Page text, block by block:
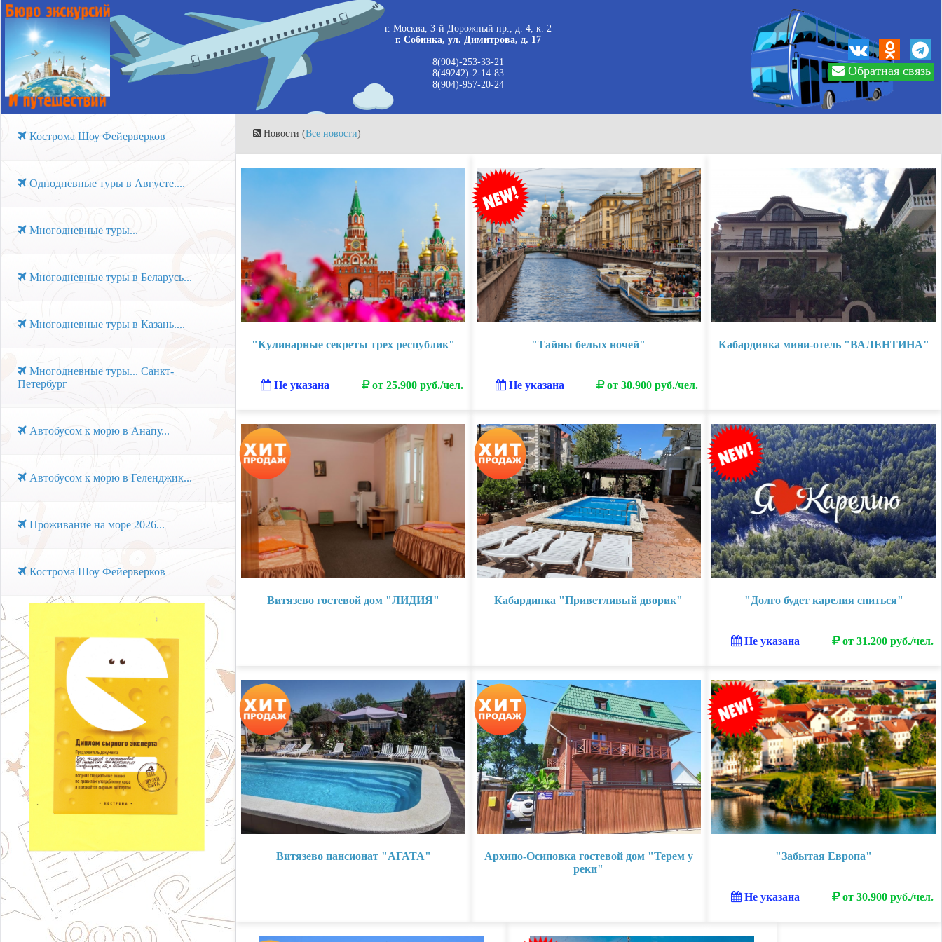
г. Москва, 3-й Дорожный пр., д. 4, к. 2
г. Собинка, ул. Димитрова, д. 17
8(904)-253-33-21
8(49242)-2-14-83
8(904)-957-20-24
Обратная связь
Кострома Шоу Фейерверков
Однодневные туры в Августе....
Многодневные туры...
Многодневные туры в Беларусь...
Многодневные туры в Казань....
Многодневные туры... Санкт-
Петербург
Автобусом к морю в Анапу...
Автобусом к морю в Геленджик...
Проживание на море 2026...
Кострома Шоу Фейерверков
Новости (Все новости)
"Кулинарные секреты трех республик"
Не указана от 25.900 руб./чел.
"Тайны белых ночей"
Не указана от 30.900 руб./чел.
Кабардинка мини-отель "ВАЛЕНТИНА"
Витязево гостевой дом "ЛИДИЯ" Кабардинка "Приветливый дворик" "Долго будет карелия сниться"
Не указана от 31.200 руб./чел.
Витязево пансионат "АГАТА"
Архипо-Осиповка гостевой дом "Терем у
реки"
"Забытая Европа"
Не указана от 30.900 руб./чел.